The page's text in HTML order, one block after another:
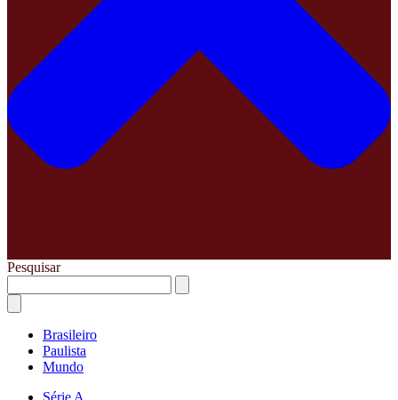
Pesquisar
Brasileiro
Paulista
Mundo
Série A